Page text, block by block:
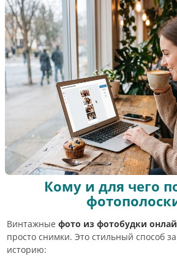
Кому и для чего
Винтажные фото из фотобудки
просто снимки. Это стильный способ
историю: